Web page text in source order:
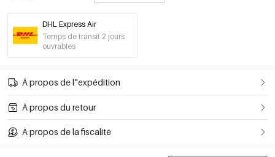
DHL Express Air
Temps de transit 2 jours
ouvrables
À propos de l"expédition
À propos du retour
À propos de la fiscalité